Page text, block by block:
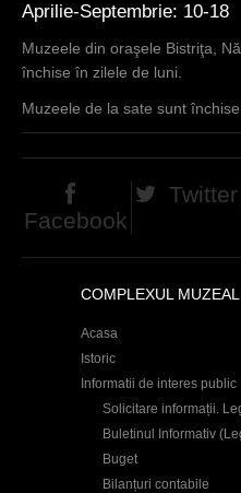
Aprilie-Septembrie: 10-18
Muzeele din oraşele Bistriţa,
închise în zilele de luni.
Muzeele de la sate sunt
Facebook
Twitter
COMPLEXUL
Acasa
Istoric
Informatii de interes public
Solicitare informații.
Buletinul Informativ
Buget
Bilanțuri contabile